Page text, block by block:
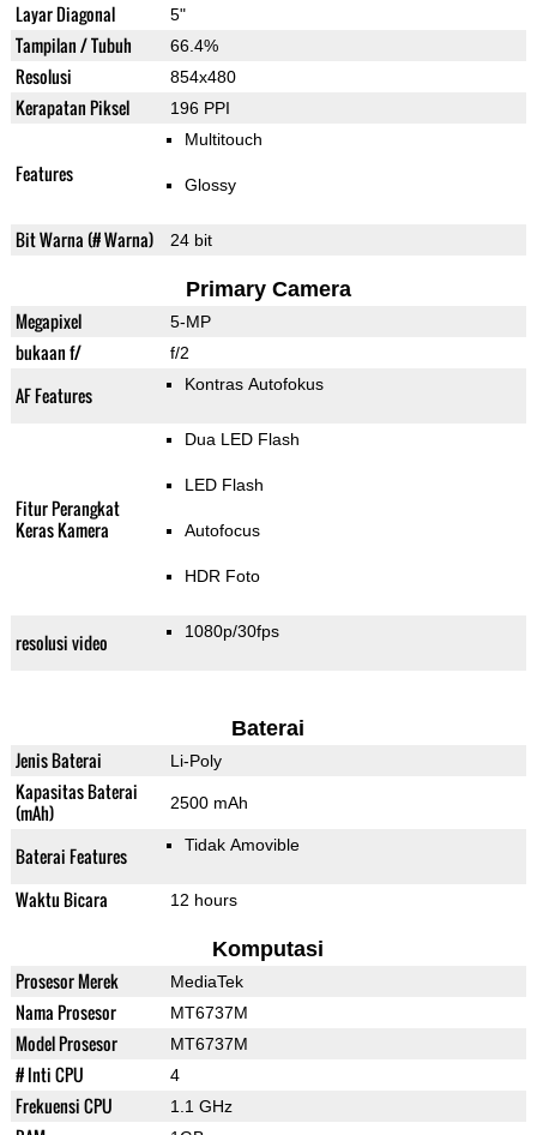
Layar Diagonal 5"
Tampilan / Tubuh 66.4%
Resolusi 854x480
Kerapatan Piksel 196 PPI
Features
Multitouch
Glossy
Bit Warna (# Warna) 24 bit
Primary Camera
Megapixel 5-MP
bukaan f/ f/2
AF Features Kontras Autofokus
Fitur Perangkat
Keras Kamera
Dua LED Flash
LED Flash
Autofocus
HDR Foto
resolusi video 1080p/30fps
Baterai
Jenis Baterai Li-Poly
Kapasitas Baterai
(mAh)
2500 mAh
Baterai Features Tidak Amovible
Waktu Bicara 12 hours
Komputasi
Prosesor Merek MediaTek
Nama Prosesor MT6737M
Model Prosesor MT6737M
# Inti CPU 4
Frekuensi CPU 1.1 GHz